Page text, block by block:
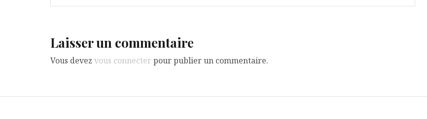
Laisser un commentaire
Vous devez vous connecter pour publier un commentaire.